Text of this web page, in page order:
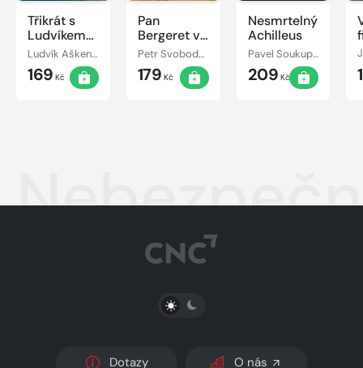
Třikrát s
Ludvíkem
AškenazymLudvík Aškenazy, Otakar Brousek, Luděk Munzar, Valérie Zawadská, Blanka Bohdanová, Jan Šťastný, Martin Růžek, Daniela Kolářová, Václav Postránecký
169 Kč
Pan
Bergeret v
Paříži
Petr Svoboda, Daniela Šrajerová, Pavel Soukup, Pavel Pípal, Anatole France, Josef Velda
179 Kč
Nesmrtelný
Achilleus
Pavel Soukup, Tomáš Töpfer, Radoslav Brzobohatý, Jiří Holý, Ivan Trojan, Josef Vinklář, Svatopluk Skopal, Daniela Kolářová, František Pavlíček, Radovan Lukavský, Alois Švehlík
209 Kč
PŘEPNOUT SVĚTLÝ/TMAVÝ REŽIM
Dotazy O nás